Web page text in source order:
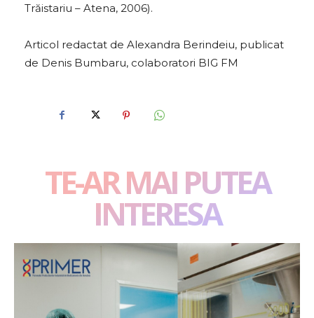
Trăistariu – Atena, 2006).
Articol redactat de Alexandra Berindeiu, publicat
de Denis Bumbaru, colaboratori BIG FM
TE-AR MAI PUTEA
INTERESA